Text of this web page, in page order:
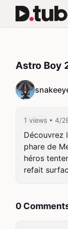
Astro Boy
1 views • 4/
Découvrez
phare de
héros
refait
0